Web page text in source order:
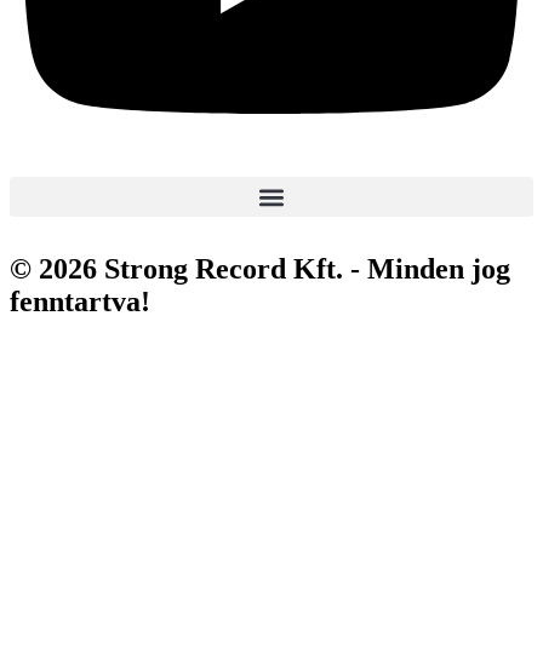
© 2026 Strong Record Kft. - Minden jog
fenntartva!